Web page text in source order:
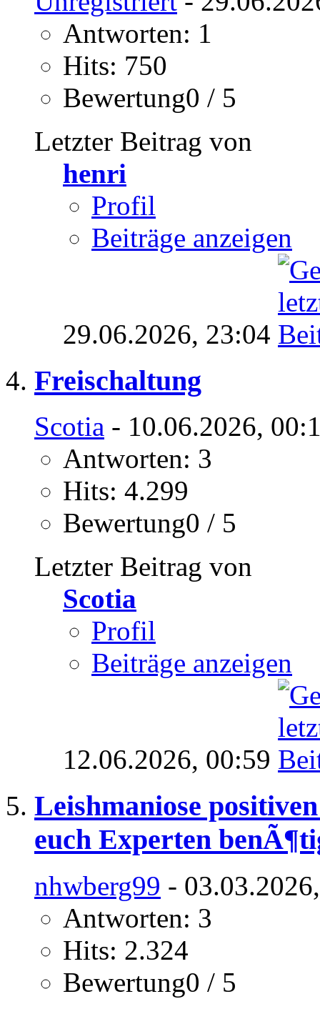
Antworten: 1
Hits: 750
Bewertung0 / 5
Letzter Beitrag von
henri
Profil
Beiträge anzeigen
29.06.2026, 23:04
Freischaltung
Scotia - 10.06.2026,
Antworten: 3
Hits: 4.299
Bewertung0 / 5
Letzter Beitrag von
Scotia
Profil
Beiträge anzeigen
12.06.2026, 00:59
Leishmaniose
euch Experten
nhwberg99 -
Antworten: 3
Hits: 2.324
Bewertung0 / 5